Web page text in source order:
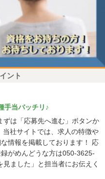
ント
手当バッチリ♪
ずは「応募先へ進む」ボタンか
社サイトでは、求人の特徴や
情報を掲載しております！ 応
がめんどうな方は050-3625-
ました」と担当者にお伝えく